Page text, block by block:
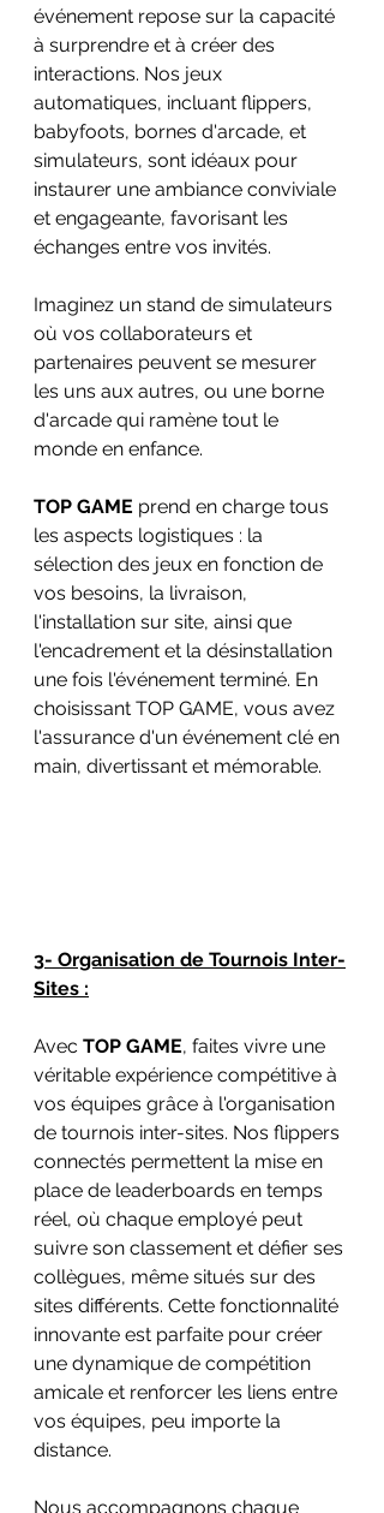
événement repose sur la capacité
à surprendre et à créer des
interactions. Nos jeux
automatiques, incluant flippers,
babyfoots, bornes d'arcade, et
simulateurs, sont idéaux pour
instaurer une ambiance conviviale
et engageante, favorisant les
échanges entre vos invités.
Imaginez un stand de simulateurs
où vos collaborateurs et
partenaires peuvent se mesurer
les uns aux autres, ou une borne
d'arcade qui ramène tout le
monde en enfance.
TOP GAME prend en charge tous
les aspects logistiques : la
sélection des jeux en fonction de
vos besoins, la livraison,
l'installation sur site, ainsi que
l'encadrement et la désinstallation
une fois l'événement terminé. En
choisissant TOP GAME, vous avez
l'assurance d'un événement clé en
main, divertissant et mémorable.
3- Organisation de Tournois Inter-
Sites :
Avec TOP GAME, faites vivre une
véritable expérience compétitive à
vos équipes grâce à l'organisation
de tournois inter-sites. Nos flippers
connectés permettent la mise en
place de leaderboards en temps
réel, où chaque employé peut
suivre son classement et défier ses
collègues, même situés sur des
sites différents. Cette fonctionnalité
innovante est parfaite pour créer
une dynamique de compétition
amicale et renforcer les liens entre
vos équipes, peu importe la
distance.
Nous accompagnons chaque